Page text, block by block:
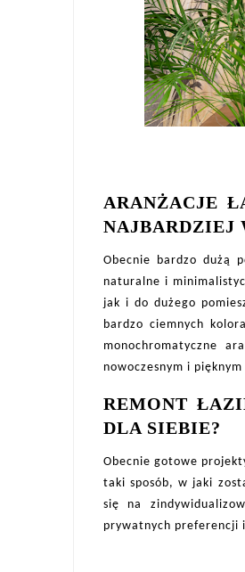
ARANŻACJE
NAJBARDZIEJ
Obecnie bardzo dużą
naturalne i
jak i do dużego
bardzo ciemnych
monochromatyczne
nowoczesnym i
REMONT
DLA SIEBIE?
Obecnie gotowe
taki sposób, w jaki
się na
prywatnych preferencji